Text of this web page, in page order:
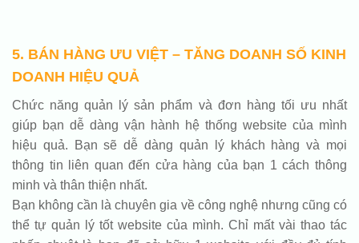
5. BÁN HÀNG ƯU VIỆT – TĂNG DOANH SỐ KINH
DOANH HIỆU QUẢ
Chức năng quản lý sản phẩm và đơn hàng tối ưu nhất
giúp bạn dễ dàng vận hành hệ thống website của mình
hiệu quả. Bạn sẽ dễ dàng quản lý khách hàng và mọi
thông tin liên quan đến cửa hàng của bạn 1 cách thông
minh và thân thiện nhất.
Bạn không cần là chuyên gia về công nghệ nhưng cũng có
thể tự quản lý tốt website của mình. Chỉ mất vài thao tác